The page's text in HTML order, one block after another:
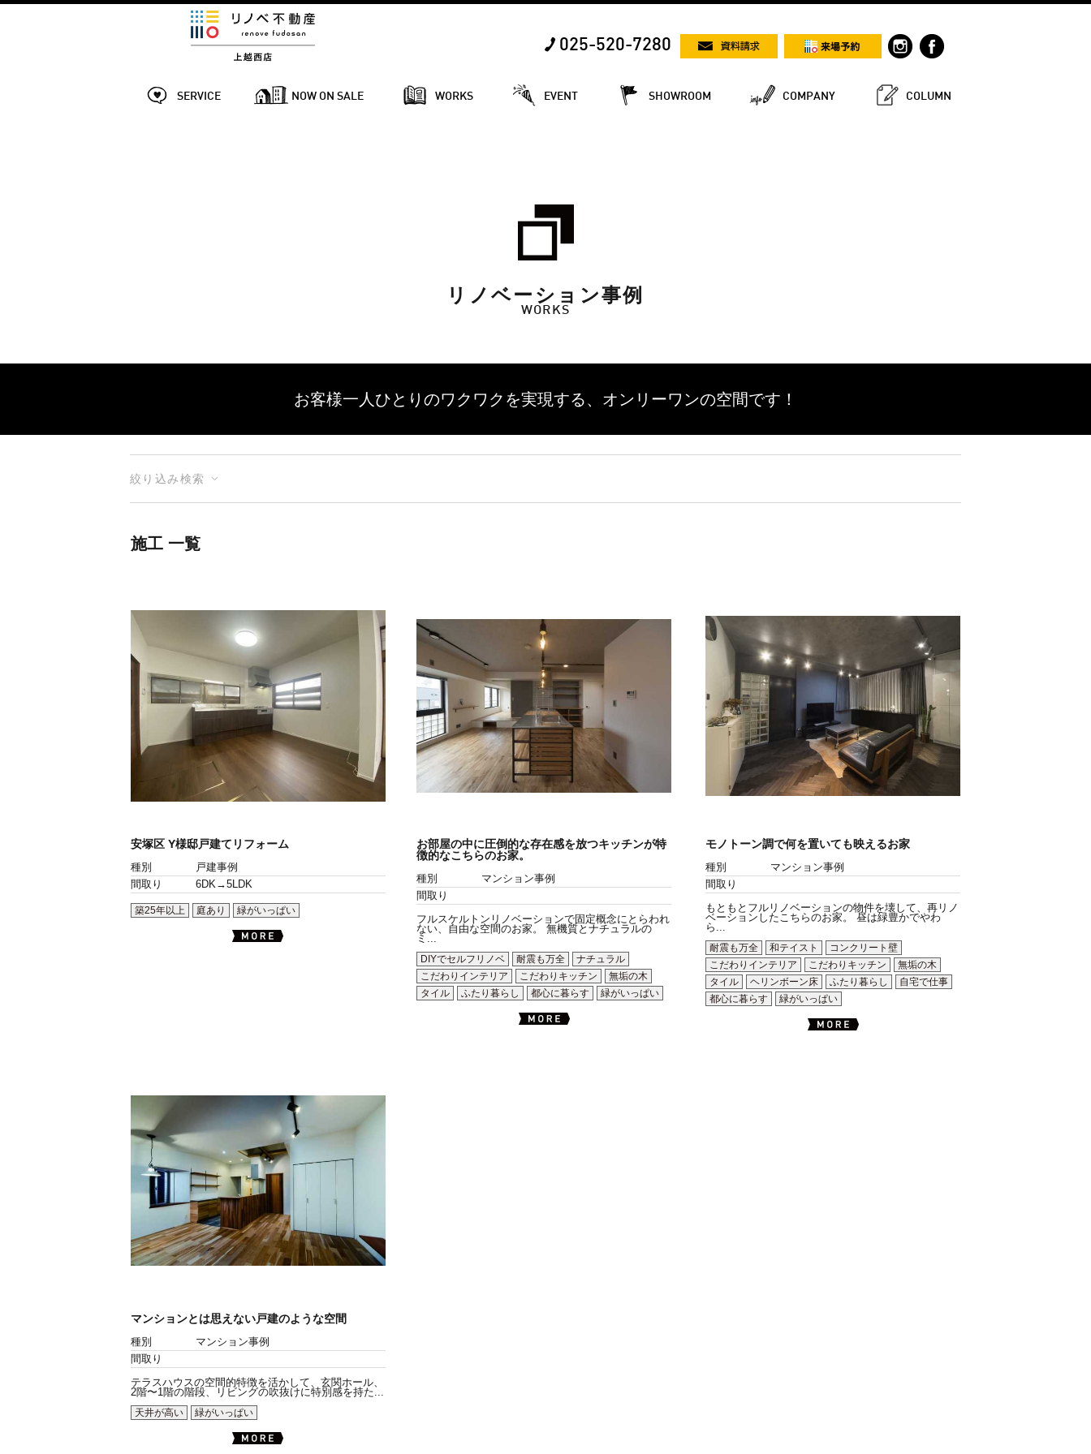
025-520-7280
SERVICE NOW ON SALE WORKS EVENT SHOWROOM COMPANY COLUMN
リノベーション事例
WORKS
お客様一人ひとりのワクワクを実現する、 オンリーワンの空間です！
絞り込み検索
施工 一覧
安塚区 Y様邸戸建てリフォーム
種別
戸建事例
間取り
6DK→5LDK
築25年以上 庭あり 緑がいっぱい
お部屋の中に圧倒的な存在感を放つキッチンが特
徴的なこちらのお家。
種別
マンション事例
間取り
フルスケルトンリノベーションで固定概念にとらわれ
ない、自由な空間のお家。 無機質とナチュラルの
ミ...
DIYでセルフリノベ
耐震も万全
ナチュラル
こだわりインテリア
こだわりキッチン
無垢の木
タイル
ふたり暮らし 都心に暮らす 緑がいっぱい
モノトーン調で何を置いても映えるお家
種別
マンション事例
間取り
もともとフルリノベーションの物件を壊して、再リノ
ベーションしたこちらのお家。 昼は緑豊かでやわ
ら...
耐震も万全
和テイスト
コンクリート壁
こだわりインテリア
こだわりキッチン
無垢の木
タイル
ヘリンボーン床 ふたり暮らし
自宅で仕事
都心に暮らす
緑がいっぱい
マンションとは思えない戸建のような空間
種別
マンション事例
間取り
テラスハウスの空間的特徴を活かして、玄関ホール、
2階〜1階の階段、リビングの吹抜けに特別感を持た...
天井が高い
緑がいっぱい